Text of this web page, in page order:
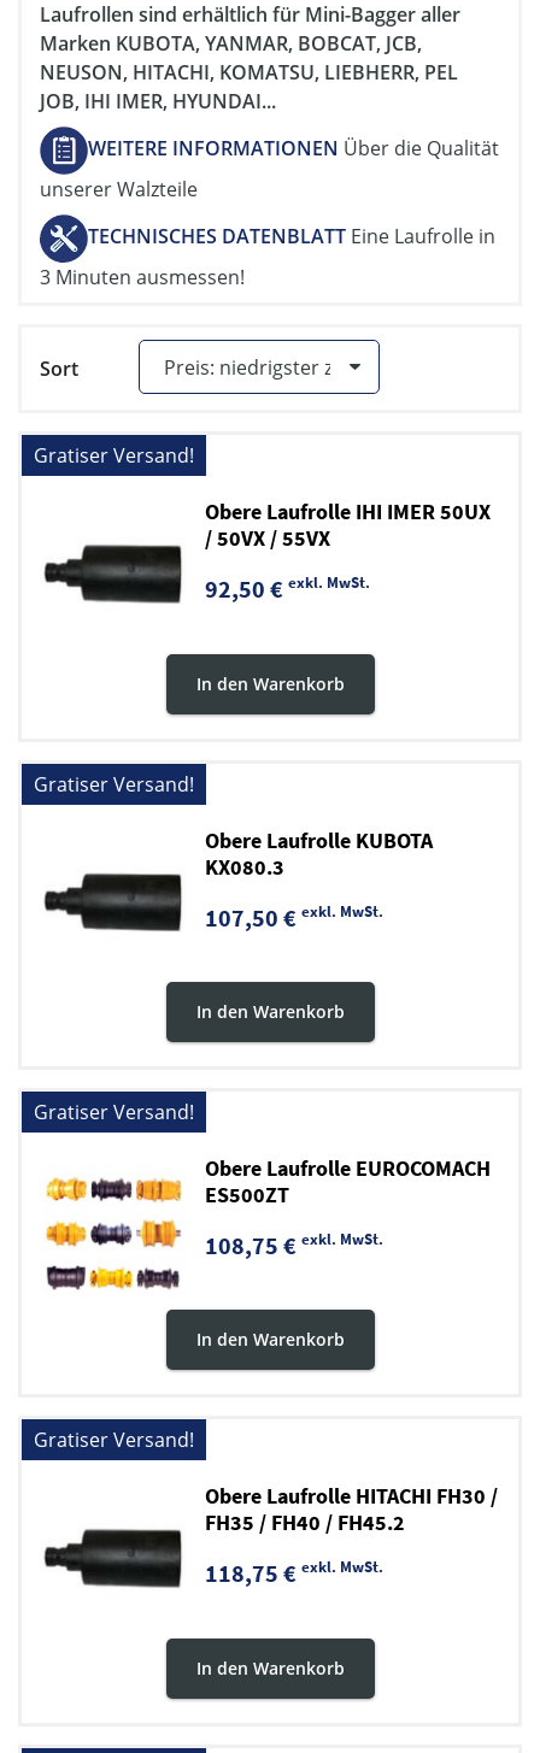
Laufrollen sind erhältlich für Mini-Bagger aller
Marken KUBOTA, YANMAR, BOBCAT, JCB,
NEUSON, HITACHI, KOMATSU, LIEBHERR, PEL
JOB, IHI IMER, HYUNDAI...
WEITERE INFORMATIONEN Über die Qualität
unserer Walzteile
TECHNISCHES DATENBLATT Eine Laufrolle in
3 Minuten ausmessen!
Sort
Gratiser Versand!
Obere Laufrolle IHI IMER 50UX
/ 50VX / 55VX
92,50 €exkl. MwSt.
In den Warenkorb
Gratiser Versand!
Obere Laufrolle KUBOTA
KX080.3
107,50 €exkl. MwSt.
In den Warenkorb
Gratiser Versand!
Obere Laufrolle EUROCOMACH
ES500ZT
108,75 €exkl. MwSt.
In den Warenkorb
Gratiser Versand!
Obere Laufrolle HITACHI FH30 /
FH35 / FH40 / FH45.2
118,75 €exkl. MwSt.
In den Warenkorb